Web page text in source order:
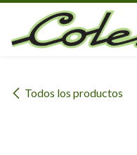
Ir al contenido
Todos los productos